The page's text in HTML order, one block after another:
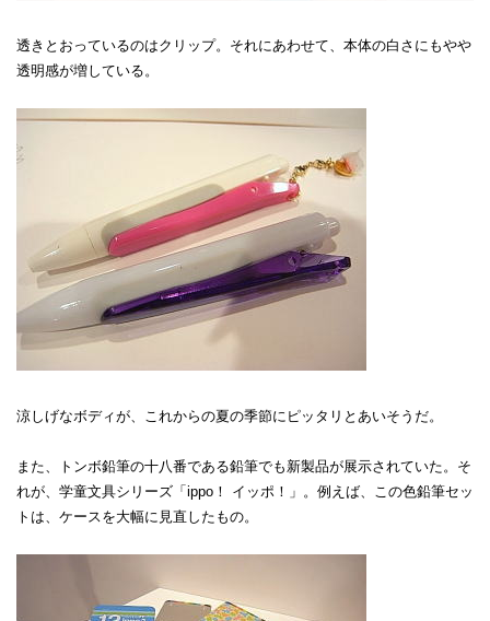
透きとおっているのはクリップ。それにあわせて、本体の白さにもやや
透明感が増している。
涼しげなボディが、これからの夏の季節にピッタリとあいそうだ。
また、トンボ鉛筆の十八番である鉛筆でも新製品が展示されていた。そ
れが、学童文具シリーズ「ippo！ イッポ！」。例えば、この色鉛筆セッ
トは、ケースを大幅に見直したもの。